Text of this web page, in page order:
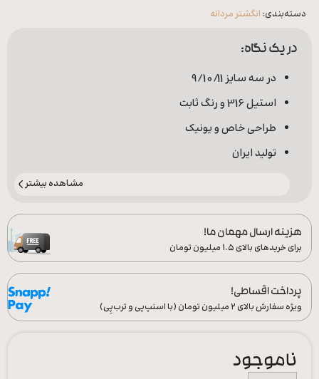
دسته‌بندی: انگشتر مردانه
در یک نگاه:
در سه سایز 9/10/11
استیل 316 و رنگ ثابت
طراحی خاص و یونیک
تولید ایران
مشاهده بیشتر
هزینه ارسال مهمان ما!
برای خریدهای بالای ۱.۵ میلیون تومان
پرداخت اقساطی!
ویژه سفارش‌ بالای ۲ میلیون تومان (با اسنپ‌پی و ترب‌پِی)
ناموجود